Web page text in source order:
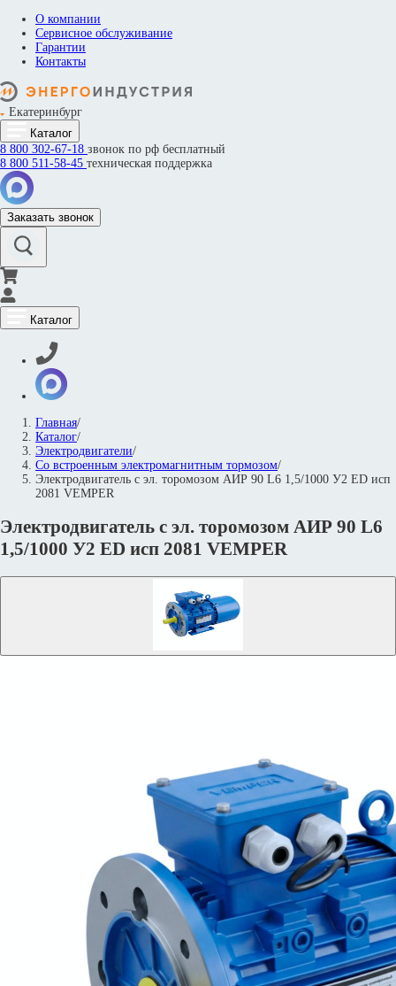
О компании
Сервисное обслуживание
Гарантии
Контакты
Екатеринбург
Каталог
8 800 302-67-18 звонок по рф бесплатный
8 800 511-58-45 техническая поддержка
Заказать звонок
Каталог
Главная/
Каталог/
Электродвигатели/
Со встроенным электромагнитным тормозом/
Электродвигатель с эл. торомозом АИР 90 L6 1,5/1000 У2 ED исп
2081 VEMPER
Электродвигатель с эл. торомозом АИР 90 L6
1,5/1000 У2 ED исп 2081 VEMPER